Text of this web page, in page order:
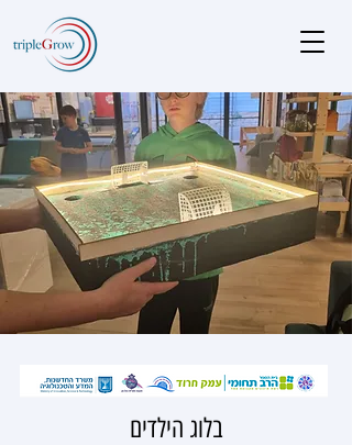
בלוג הילדים